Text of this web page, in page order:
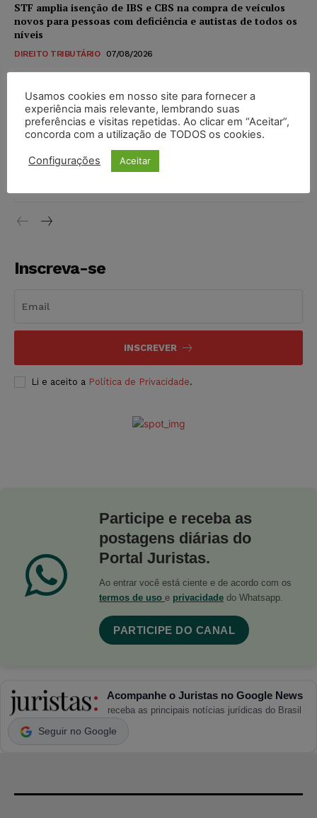
STF amplia isenção de IBS e CBS na compra de veículos
novos para pessoas com deficiência e autistas de todos os
níveis
DIREITO TRIBUTÁRIO 07/08/2026
vendia canetas emagrecedoras no local de trabalho
NOTÍCIAS 07/08/2026
Justiça de SP decreta prisão de suspeito investigado na
morte de advogado
Inscreva-se
INSCREVER
Li e aceito a Política de Privacidade.
Participe e receba as
postagens diárias do
Portal Juristas.
Ao entrar você está ciente e de acordo com os
termos de uso e privacidade do Whatsapp.
PARTICIPE DO CANAL
Acompanhe o Juristas no Google News
receba as principais notícias jurídicas do Brasil
Seguir no Google
Usamos cookies em nosso site para fornecer a
experiência mais relevante, lembrando suas
preferências e visitas repetidas. Ao clicar em “Aceitar”,
concorda com a utilização de TODOS os cookies.
Configurações Aceitar